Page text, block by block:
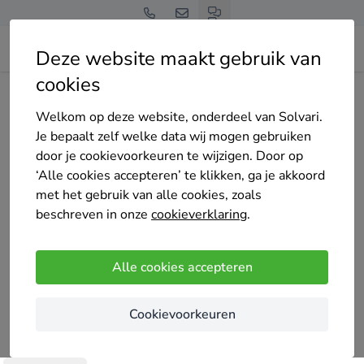
Deze website maakt gebruik van
cookies
Welkom op deze website, onderdeel van Solvari.
Je bepaalt zelf welke data wij mogen gebruiken
door je cookievoorkeuren te wijzigen. Door op
‘Alle cookies accepteren’ te klikken, ga je akkoord
met het gebruik van alle cookies, zoals
beschreven in onze cookieverklaring.
Alle cookies accepteren
Cookievoorkeuren
Home Bedrijven overzicht
DLE.energy
brengen precies in kaart waar en hoe je kan